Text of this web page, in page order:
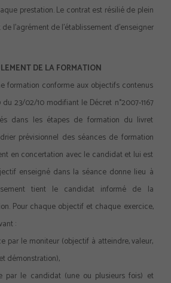
prestation. Le contrat est résilié de plein
l’agrément de l’établissement d’enseigner
DE LA FORMATION
formation conforme aux objectifs contenus
du 23/02/10 modifiant le Décret n°2007-1167
dans les étapes de formation du livret
prévisionnel des séances de formation
en concertation avec le candidat et lui est
enseigné dans la séance donne lieu à
tient le candidat informé de la
Pour chaque objectif et chaque exercice,
:
par le moniteur (objectif à atteindre, valeur,
démonstration),
par le candidat (une ou plusieurs fois) et